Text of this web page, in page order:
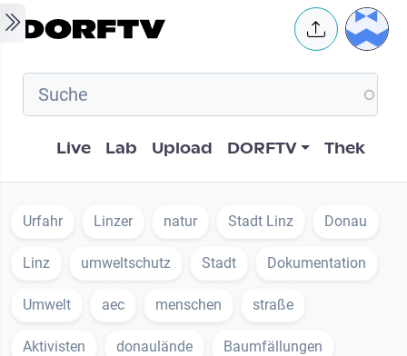
Skip to main content User
Hauptnavigation
Live Lab Upload DORFTV Thek
Urfahr Linzer natur Stadt Linz Donau
Linz umweltschutz Stadt Dokumentation
Umwelt aec menschen straße
Aktivisten donaulände Baumfällungen